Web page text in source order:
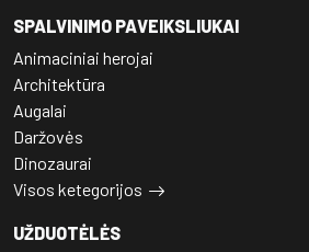
SPALVINIMO PAVEIKSLIUKAI
Animaciniai herojai
Architektūra
Augalai
Daržovės
Dinozaurai
Visos ketegorijos
UŽDUOTĖLĖS